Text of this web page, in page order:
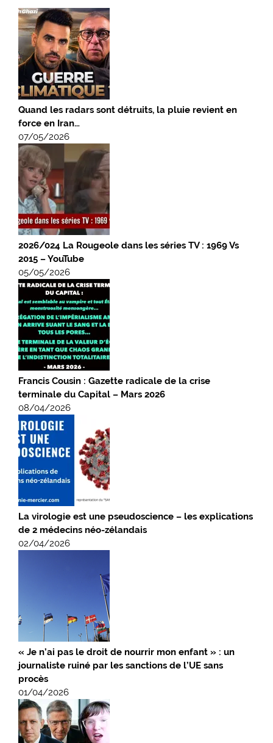
Quand les radars sont détruits, la pluie revient en
force en Iran…
07/05/2026
2026/024 La Rougeole dans les séries TV : 1969 Vs
2015 – YouTube
05/05/2026
Francis Cousin : Gazette radicale de la crise
terminale du Capital – Mars 2026
08/04/2026
La virologie est une pseudoscience – les explications
de 2 médecins néo-zélandais
02/04/2026
« Je n’ai pas le droit de nourrir mon enfant » : un
journaliste ruiné par les sanctions de l’UE sans
procès
01/04/2026